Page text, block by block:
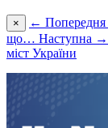
× ← Попередня
що… Наступна →
міст України